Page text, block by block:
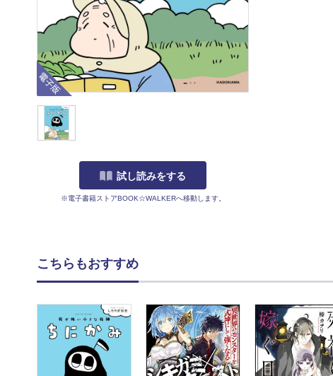
電子版
試し読みをする
※電子書籍ストアBOOK☆WALKERへ移動します。
こちらもおすすめ